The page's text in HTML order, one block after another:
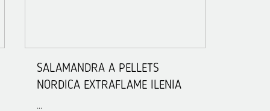
SALAMANDRA A PELLETS
NORDICA EXTRAFLAME ILENIA
...